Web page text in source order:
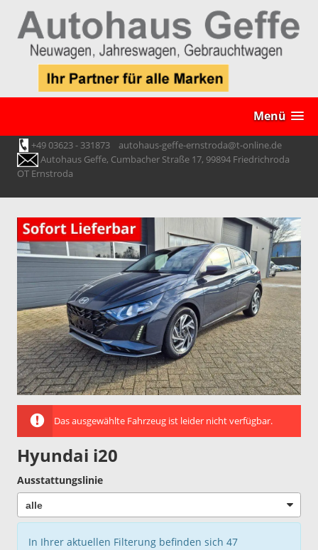
Menü
+49 03623 - 331873
autohaus-geffe-ernstroda@t-online.de
Autohaus Geffe, Cumbacher Straße 17, 99894 Friedrichroda
OT Ernstroda
Das ausgewählte Fahrzeug ist leider nicht verfügbar.
Hyundai i20
Ausstattungslinie
In Ihrer aktuellen Filterung befinden sich 47